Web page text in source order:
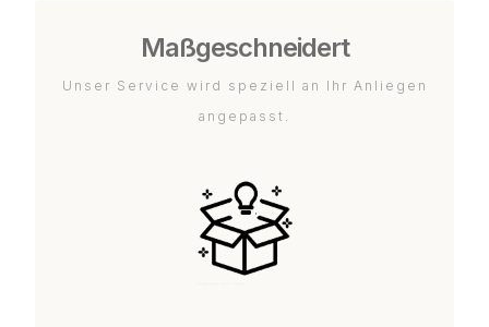
Maßgeschneidert
Unser Service wird speziell an Ihr Anliegen
angepasst.